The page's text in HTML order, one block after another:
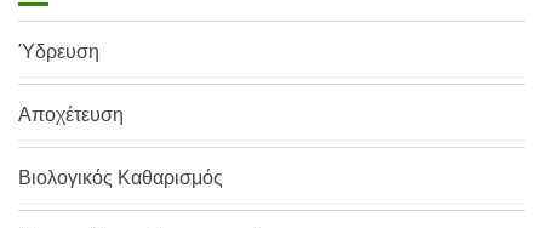
Ύδρευση
Αποχέτευση
Βιολογικός Καθαρισμός